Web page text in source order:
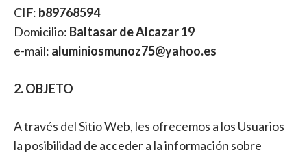
CIF: b89768594
Domicilio: Baltasar de Alcazar 19
e-mail: aluminiosmunoz75@yahoo.es
2. OBJETO
A través del Sitio Web, les ofrecemos a los Usuarios
la posibilidad de acceder a la información sobre